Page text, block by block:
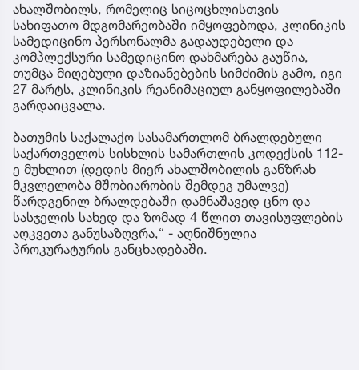
ახალშობილს, რომელიც სიცოცხლისთვის
სახიფათო მდგომარეობაში იმყოფებოდა, კლინიკის
სამედიცინო პერსონალმა გადაუდებელი და
კომპლექსური სამედიცინო დახმარება გაუწია,
თუმცა მიღებული დაზიანებების სიმძიმის გამო, იგი
27 მარტს, კლინიკის რეანიმაციულ განყოფილებაში
გარდაიცვალა.
ბათუმის საქალაქო სასამართლომ ბრალდებული
საქართველოს სისხლის სამართლის კოდექსის 112-
ე მუხლით (დედის მიერ ახალშობილის განზრახ
მკვლელობა მშობიარობის შემდეგ უმალვე)
წარდგენილ ბრალდებაში დამნაშავედ ცნო და
სასჯელის სახედ და ზომად 4 წლით თავისუფლების
აღკვეთა განუსაზღვრა,“ - აღნიშნულია
პროკურატურის განცხადებაში.